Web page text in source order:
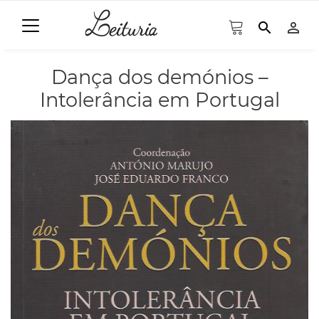
search person_outline
Dança dos demónios –
Intolerância em Portugal